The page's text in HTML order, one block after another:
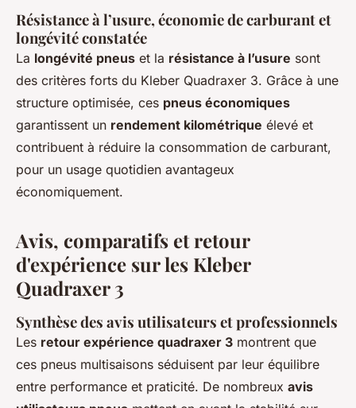
Résistance à l’usure, économie de carburant et
longévité constatée
La longévité pneus et la résistance à l’usure sont
des critères forts du Kleber Quadraxer 3. Grâce à une
structure optimisée, ces pneus économiques
garantissent un rendement kilométrique élevé et
contribuent à réduire la consommation de carburant,
pour un usage quotidien avantageux
économiquement.
Avis, comparatifs et retour
d'expérience sur les Kleber
Quadraxer 3
Synthèse des avis utilisateurs et professionnels
Les retour expérience quadraxer 3 montrent que
ces pneus multisaisons séduisent par leur équilibre
entre performance et praticité. De nombreux avis